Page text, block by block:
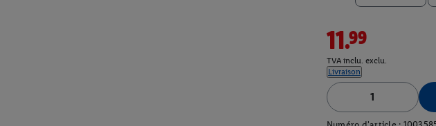
11.99
TVA inclu. exclu.
Livraison